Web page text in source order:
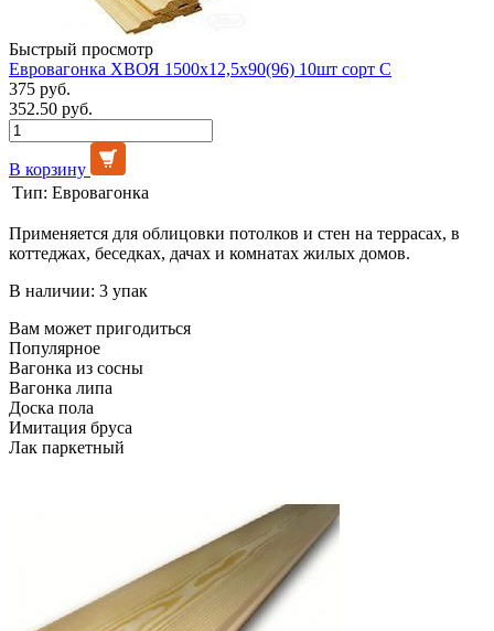
Быстрый просмотр
Евровагонка ХВОЯ 1500х12,5х90(96) 10шт сорт С
375 руб.
352.50 руб.
В корзину
Тип: Евровагонка
Применяется для облицовки потолков и стен на террасах, в
коттеджах, беседках, дачах и комнатах жилых домов.
В наличии: 3 упак
Вам может пригодиться
Популярное
Вагонка из сосны
Вагонка липа
Доска пола
Имитация бруса
Лак паркетный